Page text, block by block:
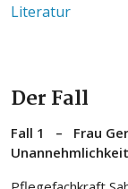
Literatur
Der Fall
Fall 1 – Frau